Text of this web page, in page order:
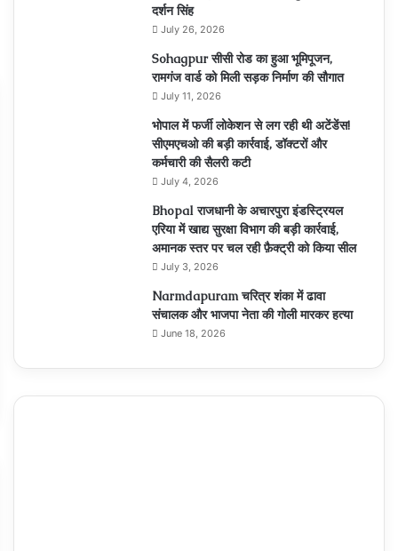
दर्शन सिंह
July 26, 2026
Sohagpur सीसी रोड का हुआ भूमिपूजन,
रामगंज वार्ड को मिली सड़क निर्माण की सौगात
July 11, 2026
भोपाल में फर्जी लोकेशन से लग रही थी अटेंडेंस!
सीएमएचओ की बड़ी कार्रवाई, डॉक्टरों और
कर्मचारी की सैलरी कटी
July 4, 2026
Bhopal राजधानी के अचारपुरा इंडस्ट्रियल
एरिया में खाद्य सुरक्षा विभाग की बड़ी कार्रवाई,
अमानक स्तर पर चल रही फ़ैक्ट्री को किया सील
July 3, 2026
Narmdapuram चरित्र शंका में ढावा
संचालक और भाजपा नेता की गोली मारकर हत्या
June 18, 2026